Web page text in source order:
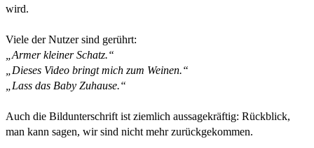
wird.
Viele der Nutzer sind gerührt:
„Armer kleiner Schatz.“
„Dieses Video bringt mich zum Weinen.“
„Lass das Baby Zuhause.“
Auch die Bildunterschrift ist ziemlich aussagekräftig: Rückblick,
man kann sagen, wir sind nicht mehr zurückgekommen.